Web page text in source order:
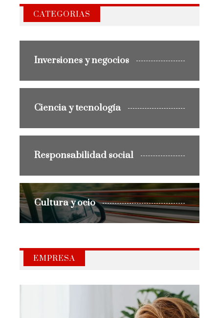
CATEGORIAS
Inversiones y negocios
Ciencia y tecnología
Responsabilidad social
Cultura y ocio
EMPRESA